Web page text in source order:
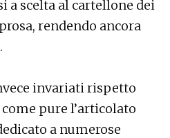
a scelta al cartellone dei
rendendo ancora
invariati rispetto
pure l’articolato
a numerose